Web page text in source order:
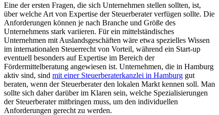
Eine der ersten Fragen, die sich Unternehmen stellen sollten, ist,
über welche Art von Expertise der Steuerberater verfügen sollte. Die
Anforderungen können je nach Branche und Größe des
Unternehmens stark variieren. Für ein mittelständisches
Unternehmen mit Auslandsgeschäften wäre etwa spezielles Wissen
im internationalen Steuerrecht von Vorteil, während ein Start-up
eventuell besonders auf Expertise im Bereich der
Fördermittelberatung angewiesen ist. Unternehmen, die in Hamburg
aktiv sind, sind mit einer Steuerberaterkanzlei in Hamburg gut
beraten, wenn der Steuerberater den lokalen Markt kennen soll. Man
sollte sich daher darüber im Klaren sein, welche Spezialisierungen
der Steuerberater mitbringen muss, um den individuellen
Anforderungen gerecht zu werden.